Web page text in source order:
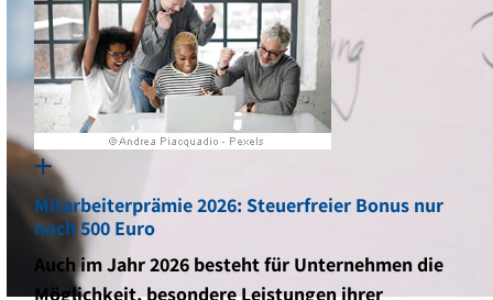
Mitarbeiterprämie 2026: Steuerfreier Bonus nur
noch 500 Euro
Auch im Jahr 2026 besteht für Unternehmen die
Möglichkeit, besondere Leistungen ihrer